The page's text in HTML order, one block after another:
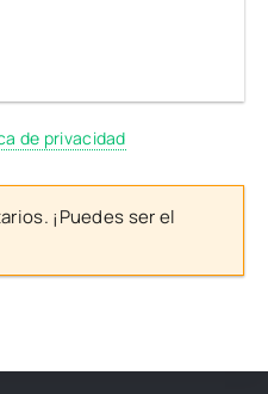
de privacidad
¡Puedes ser el